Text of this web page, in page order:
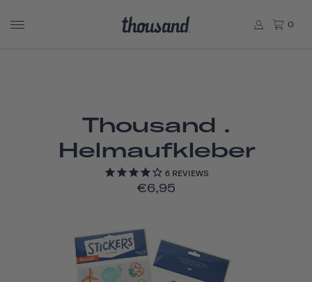
0
Thousand .
Helmaufkleber
6 REVIEWS
€6,95